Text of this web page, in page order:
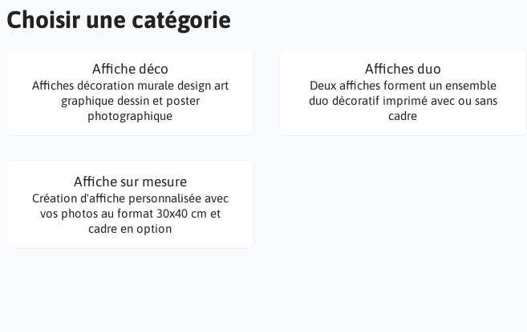
Choisir une catégorie
Affiche déco
Affiches décoration murale design art
graphique dessin et poster
photographique
Affiches duo
Deux affiches forment un ensemble
duo décoratif imprimé avec ou sans
cadre
Affiche sur mesure
Création d'affiche personnalisée avec
vos photos au format 30x40 cm et
cadre en option